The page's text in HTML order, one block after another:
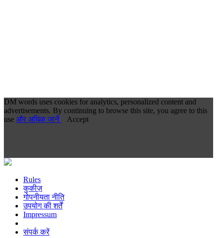
DM words uses cookies for analytics, personalized content and
advertisements. By continuing to browse this site, you agree to this
use और अधिक जानें Accept
Rules
कुकीज़
गोपनीयता नीति
उपयोग की शर्तें
Impressum
संपर्क करें